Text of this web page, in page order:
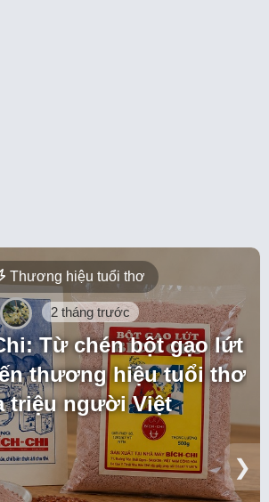
Thương hiệu tuổi thơ
2 tháng trước
Từ chén bột gạo lứt
thương hiệu tuổi thơ
triệu người Việt
❯